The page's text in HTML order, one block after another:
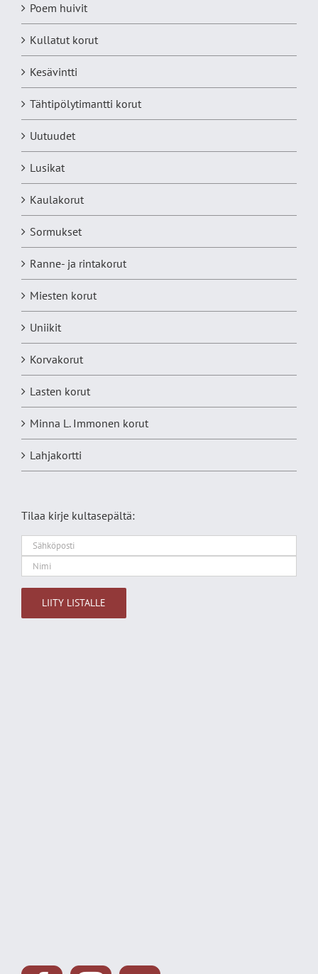
Poem huivit
Kullatut korut
Kesävintti
Tähtipölytimantti korut
Uutuudet
Lusikat
Kaulakorut
Sormukset
Ranne- ja rintakorut
Miesten korut
Uniikit
Korvakorut
Lasten korut
Minna L. Immonen korut
Lahjakortti
Tilaa kirje kultasepältä: